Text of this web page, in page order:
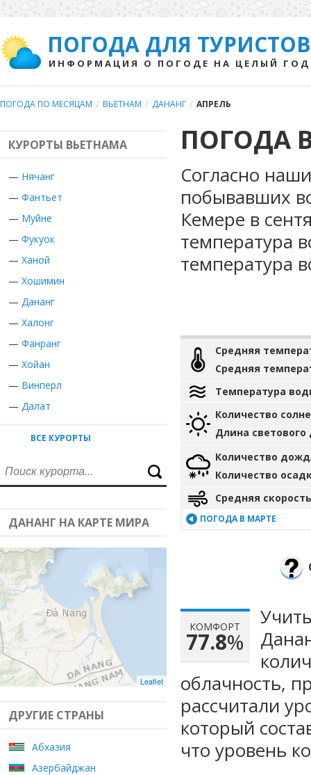
ПОГОДА ДЛЯ ТУРИСТОВ
ИНФОРМАЦИЯ О ПОГОДЕ НА ЦЕЛЫЙ ГОД
ПОГОДА ПО МЕСЯЦАМ / ВЬЕТНАМ / ДАНАНГ / АПРЕЛЬ
КУРОРТЫ ВЬЕТНАМА
— Нячанг
— Фантьет
— Муйне
— Фукуок
— Ханой
— Хошимин
— Дананг
— Халонг
— Фанранг
— Хойан
— Винперл
— Далат
ВСЕ КУРОРТЫ
ДАНАНГ НА КАРТЕ МИРА
Leaflet
ДРУГИЕ СТРАНЫ
Абхазия
Азербайджан
ПОГОДА
Согласно
побывавших
Кемере в
температура
температура
Средняя
Средняя
Температура
Количество
Длина светового
Количество
Количество
Средняя
ПОГОДА В МАРТЕ
КОМФОРТ
77.8%
облачность,
рассчитали
который
что уровень